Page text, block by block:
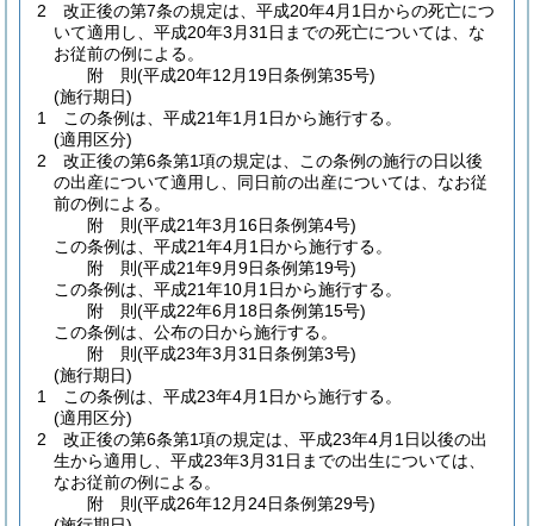
2
改正後の第7条の規定は、平成20年4月1日からの死亡につ
いて適用し、平成20年3月31日までの死亡については、な
お従前の例による。
附 則(平成20年12月19日条例第35号)
(施行期日)
1
この条例は、平成21年1月1日から施行する。
(適用区分)
2
改正後の第6条第1項の規定は、この条例の施行の日以後
の出産について適用し、同日前の出産については、なお従
前の例による。
附 則(平成21年3月16日条例第4号)
この条例は、平成21年4月1日から施行する。
附 則(平成21年9月9日条例第19号)
この条例は、平成21年10月1日から施行する。
附 則(平成22年6月18日条例第15号)
この条例は、公布の日から施行する。
附 則(平成23年3月31日条例第3号)
(施行期日)
1
この条例は、平成23年4月1日から施行する。
(適用区分)
2
改正後の第6条第1項の規定は、平成23年4月1日以後の出
生から適用し、平成23年3月31日までの出生については、
なお従前の例による。
附 則(平成26年12月24日条例第29号)